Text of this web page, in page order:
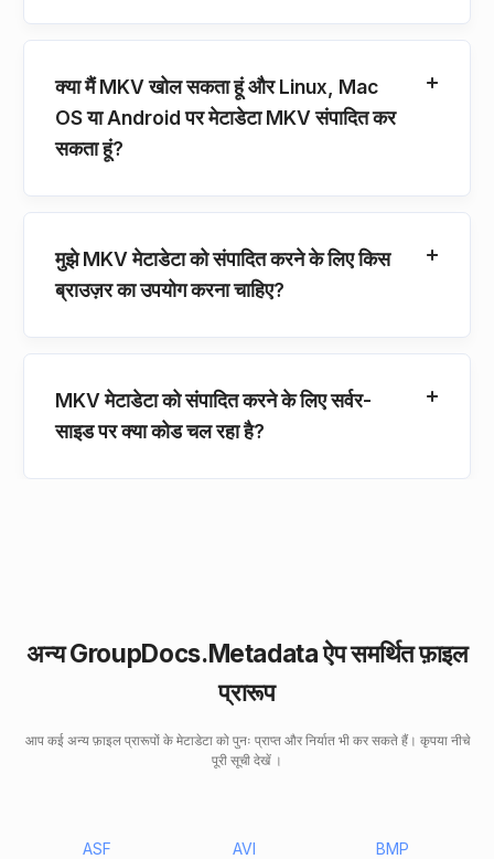
क्या मैं MKV खोल सकता हूं और Linux, Mac
OS या Android पर मेटाडेटा MKV संपादित कर
सकता हूं?
मुझे MKV मेटाडेटा को संपादित करने के लिए किस
ब्राउज़र का उपयोग करना चाहिए?
MKV मेटाडेटा को संपादित करने के लिए सर्वर-
साइड पर क्या कोड चल रहा है?
अन्य GroupDocs.Metadata ऐप समर्थित फ़ाइल
प्रारूप
आप कई अन्य फ़ाइल प्रारूपों के मेटाडेटा को पुनः प्राप्त और निर्यात भी कर सकते हैं। कृपया नीचे
पूरी सूची देखें ।
ASF AVI BMP